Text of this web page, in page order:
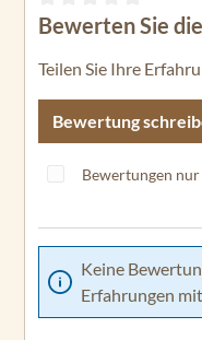
Durchschnittliche
Bewerten Sie
Teilen Sie Ihre
Bewertung
Bewertungen
Keine
Erfahrungen